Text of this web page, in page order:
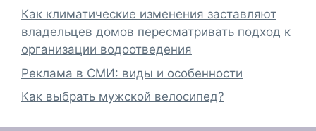
Как климатические изменения заставляют
владельцев домов пересматривать подход к
организации водоотведения
Реклама в СМИ: виды и особенности
Как выбрать мужской велосипед?